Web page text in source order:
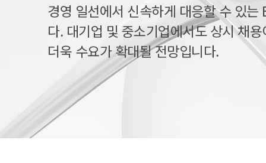
경영 일선에서 신속하게 대응할 수 있는
다. 대기업 및 중소기업에서도 상시 채
더욱 수요가 확대될 전망입니다.